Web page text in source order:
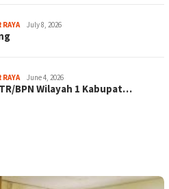
RAYA July 8, 2026
RAYA June 4, 2026
BPN Wilayah 1 Kabupat…